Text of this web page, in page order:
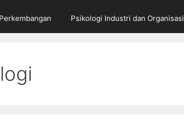
Psikologi Industri dan Organisasi